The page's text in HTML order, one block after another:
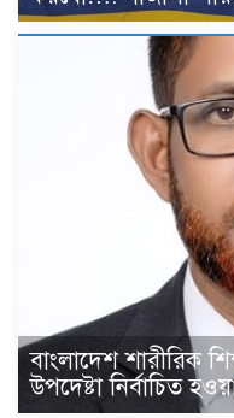
বাংলাদেশ শারীরিক
উপদেষ্টা নির্বাচিত